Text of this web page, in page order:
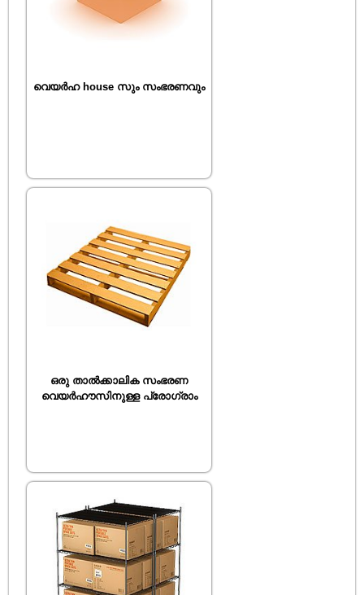
വെയർഹ house സും സംഭരണവും
ഒരു താൽക്കാലിക സംഭരണ
വെയർഹൗസിനുള്ള പ്രോഗ്രാം